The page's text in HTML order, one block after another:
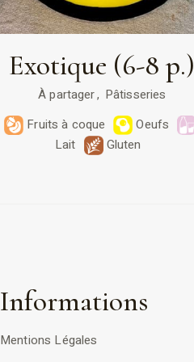
Exotique (6-8 p.)
À partager
Pâtisseries
Fruits à coque
Oeufs
Lait
Gluten
Informations
Mentions Légales